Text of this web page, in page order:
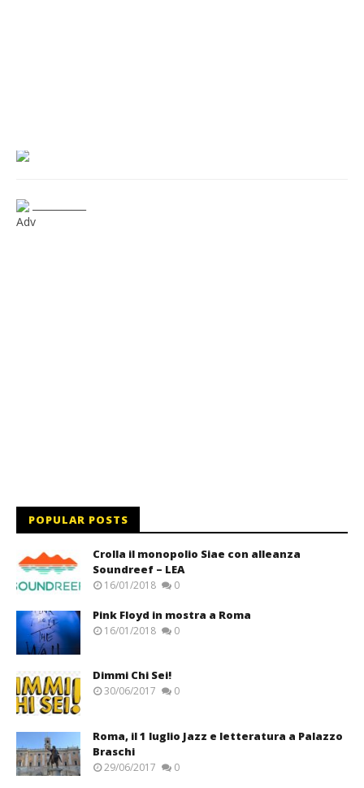
Adv
POPULAR POSTS
Crolla il monopolio Siae con alleanza
Soundreef – LEA
16/01/2018 0
Pink Floyd in mostra a Roma
16/01/2018 0
Dimmi Chi Sei!
30/06/2017 0
Roma, il 1 luglio Jazz e letteratura a Palazzo
Braschi
29/06/2017 0